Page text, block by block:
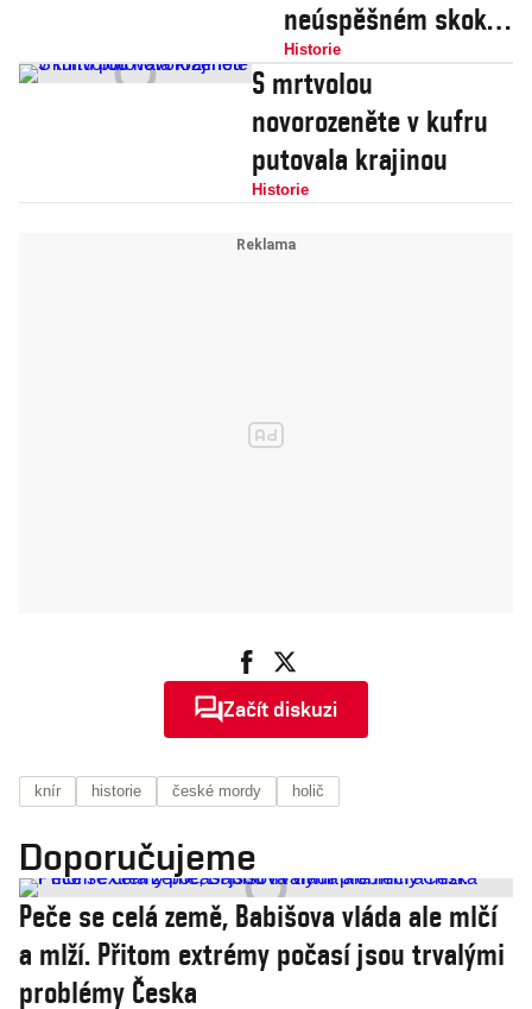
neúspěšném skoku
z okna vrátila řeč
Historie
S mrtvolou
novorozeněte v kufru
putovala krajinou
Historie
Začít diskuzi
knír historie české mordy holič
Doporučujeme
Peče se celá země, Babišova vláda ale mlčí
a mlží. Přitom extrémy počasí jsou trvalými
problémy Česka